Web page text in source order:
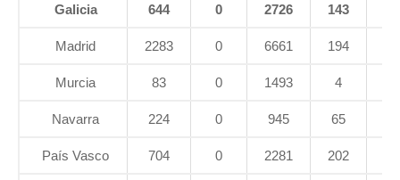
Galicia 644 0 2726 143
Madrid 2283 0 6661 194
Murcia 83 0 1493 4
Navarra 224 0 945 65
País Vasco 704 0 2281 202